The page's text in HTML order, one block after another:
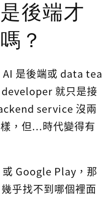
後端才
？
是後端或 data tea
就只是接
service 沒兩
，但...時代變得有
Google Play，那
乎找不到哪個裡面